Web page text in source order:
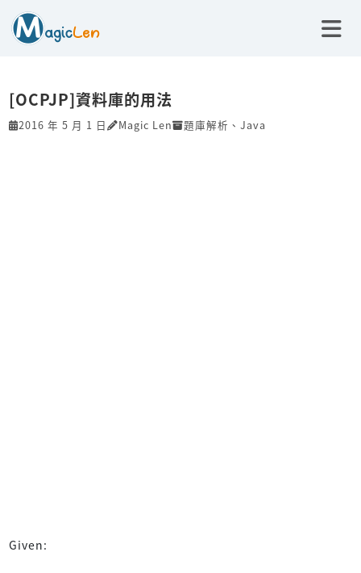
[OCPJP]資料庫的用法
2016 年 5 月 1 日 Magic Len 題庫解析 、 Java
Given: